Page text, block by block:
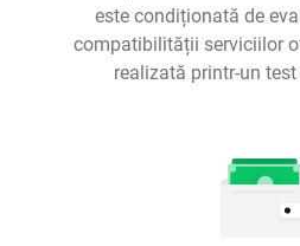
este condiționată de
compatibilității serviciilor
realizată printr-un